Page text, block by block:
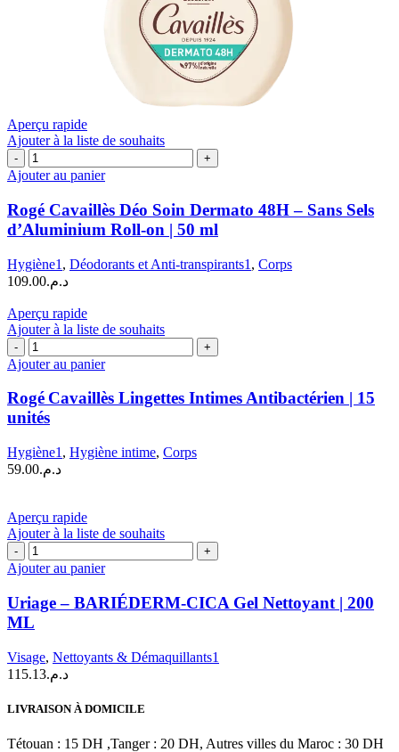
Aperçu rapide
Ajouter à la liste de souhaits
quantité
de
Cavaillès
Déo
Soin
48H
–
Sels
d’Aluminium
Roll-
on
50
ml
Ajouter au panier
Rogé Cavaillès Déo Soin Dermato 48H – Sans Sels
d’Aluminium Roll-on | 50 ml
Hygiène1 , Déodorants et Anti-transpirants1 , Corps
د.م.109.00
Aperçu rapide
Ajouter à la liste de souhaits
quantité
de
Rogé Cavaillès
Lingettes
Intimes
Antibactérien
15
unités
Ajouter au panier
Rogé Cavaillès Lingettes Intimes Antibactérien | 15
unités
Hygiène1 , Hygiène intime, Corps
د.م.59.00
Aperçu rapide
Ajouter à la liste de souhaits
quantité
de
–
BARIÉDERM-
CICA
Nettoyant
|
ML
Ajouter au panier
Uriage – BARIÉDERM-CICA Gel Nettoyant | 200
ML
Visage, Nettoyants & Démaquillants1
د.م.115.13
LIVRAISON À DOMICILE
Tétouan : 15 DH ,Tanger : 20 DH, Autres villes du Maroc : 30 DH